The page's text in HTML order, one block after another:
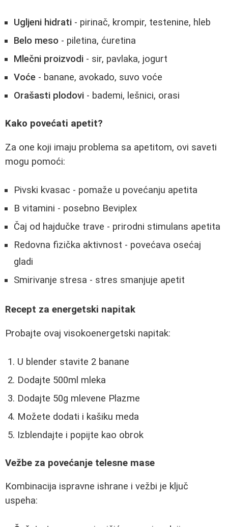
Ugljeni hidrati - pirinač, krompir, testenine, hleb
Belo meso - piletina, ćuretina
Mlečni proizvodi - sir, pavlaka, jogurt
Voće - banane, avokado, suvo voće
Orašasti plodovi - bademi, lešnici, orasi
Kako povećati apetit?
Za one koji imaju problema sa apetitom, ovi saveti
mogu pomoći:
Pivski kvasac - pomaže u povećanju apetita
B vitamini - posebno Beviplex
Čaj od hajdučke trave - prirodni stimulans apetita
Redovna fizička aktivnost - povećava osećaj
gladi
Smirivanje stresa - stres smanjuje apetit
Recept za energetski napitak
Probajte ovaj visokoenergetski napitak:
U blender stavite 2 banane
Dodajte 500ml mleka
Dodajte 50g mlevene Plazme
Možete dodati i kašiku meda
Izblendajte i popijte kao obrok
Vežbe za povećanje telesne mase
Kombinacija ispravne ishrane i vežbi je ključ
uspeha: